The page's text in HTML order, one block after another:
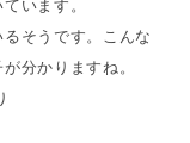
います。
そうです。こんな
分かりますね。